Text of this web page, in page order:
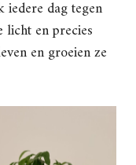
dag tegen
licht en precies
en groeien ze